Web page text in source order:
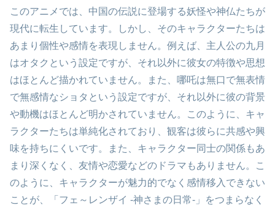
このアニメでは、中国の伝説に登場する妖怪や神仏たちが
現代に転生しています。しかし、そのキャラクターたちは
あまり個性や感情を表現しません。例えば、主人公の九月
はオタクという設定ですが、それ以外に彼女の特徴や思想
はほとんど描かれていません。また、哪吒は無口で無表情
で無感情なショタという設定ですが、それ以外に彼の背景
や動機はほとんど明かされていません。このように、キャ
ラクターたちは単純化されており、観客は彼らに共感や興
味を持ちにくいです。また、キャラクター同士の関係もあ
まり深くなく、友情や恋愛などのドラマもありません。こ
のように、キャラクターが魅力的でなく感情移入できない
ことが、「フェ～レンザイ -神さまの日常-」をつまらなく